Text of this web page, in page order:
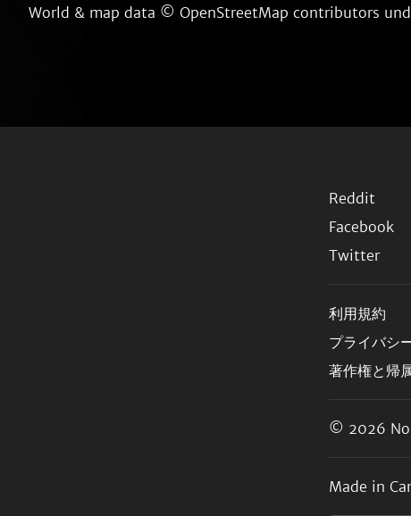
World & map data © OpenStreetMap contributors
Reddit
Facebook
Twitter
利用規約
プライバシ
著作権と帰
© 2026
Made in